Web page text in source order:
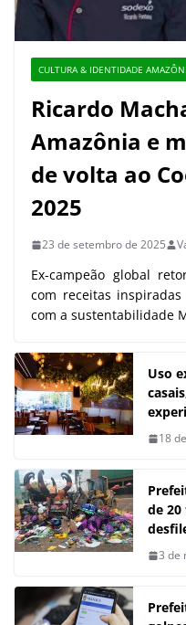
CULTURA & IDENTIDADE
Ricardo
Amazônia e
de volta ao
2025
23 de setembro de 2025
Ex-campeão global
com receitas
com a sustentabilidade
Uso
18
de
3 de